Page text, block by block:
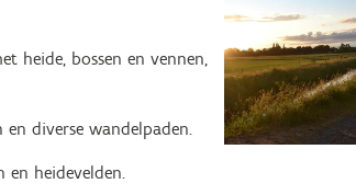
heide, bossen en vennen,
diverse wandelpaden.
en heidevelden.